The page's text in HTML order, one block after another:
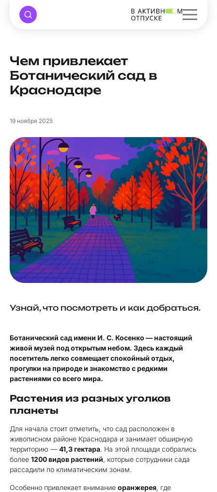
Чем привлекает
Ботанический сад в
Краснодаре
19 ноября 2025
Узнай, что посмотреть и как добраться.
Ботанический сад имени И. С. Косенко — настоящий
живой музей под открытым небом. Здесь каждый
посетитель легко совмещает спокойный отдых,
прогулки на природе и знакомство с редкими
растениями со всего мира.
Растения из разных уголков
планеты
Для начала стоит отметить, что сад расположен в
живописном районе Краснодара и занимает обширную
территорию — 41,3 гектара. На этой площади собрались
более 1200 видов растений, которые сотрудники сада
рассадили по климатическим зонам.
Особенно привлекает внимание оранжерея, где